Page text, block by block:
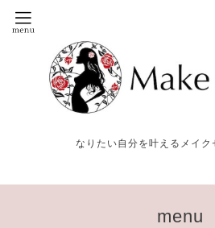
なりたい自分を叶えるメイク
menu